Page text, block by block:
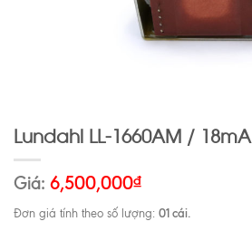
Lundahl LL-1660AM / 18mA
Giá: 6,500,000₫
Đơn giá tính theo số lượng: 01 cái.